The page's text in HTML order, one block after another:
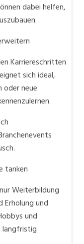
dabei helfen,
Karriereschritten
sich ideal,
neue
tanken
Weiterbildung
und
und
langfristig